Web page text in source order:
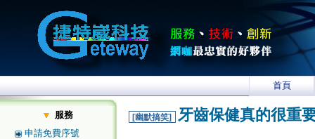
首頁
服務
申請免費序號
[幽默搞笑] 牙齒保健真的很重